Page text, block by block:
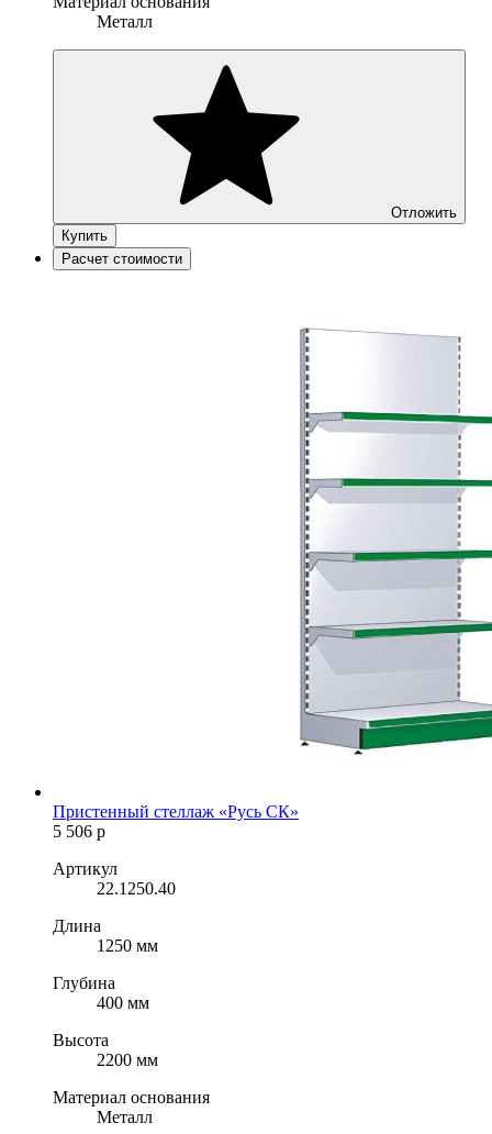
Металл
Отложить
Купить
Расчет стоимости
Пристенный стеллаж «Русь СК»
5 506 р
Артикул
22.1250.40
Длина
1250 мм
Глубина
400 мм
Высота
2200 мм
Материал основания
Металл